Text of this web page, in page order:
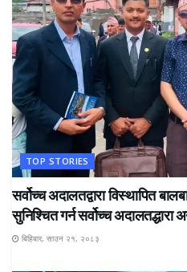
TOP STORIES
सर्वोच्च अदालतद्वारा विस्थापित
सुनिश्चित गर्न सर्वोच्च
बिहिबार, साउन २१, २०८३